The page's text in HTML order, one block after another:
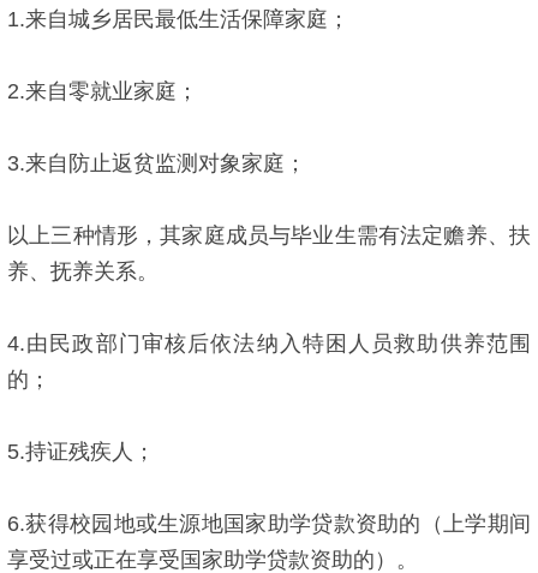
1.来自城乡居民最低生活保障家庭；
2.来自零就业家庭；
3.来自防止返贫监测对象家庭；
以上三种情形，其家庭成员与毕业生需有法定赡养、扶
养、抚养关系。
4.由民政部门审核后依法纳入特困人员救助供养范围
的；
5.持证残疾人；
6.获得校园地或生源地国家助学贷款资助的（上学期间
享受过或正在享受国家助学贷款资助的）。